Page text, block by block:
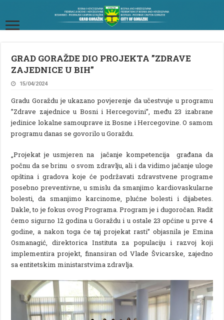
GRAD GORAŽDE DIO PROJEKTA ”ZDRAVE
ZAJEDNICE U BIH”
15/04/2024
Gradu Goraždu je ukazano povjerenje da učestvuje u programu
”Zdrave zajednice u Bosni i Hercegovini”, među 23 izabrane
jedinice lokalne samouprave iz Bosne i Hercegovine. O samom
programu danas se govorilo u Goraždu.
„Projekat je usmjeren na jačanje kompetencija građana da
počnu da se brinu o svom zdravlju, ali i da vidimo jačanje uloge
opština i gradova koje će podržavati zdravstvene programe
posebno preventivne, u smislu da smanjimo kardiovaskularne
bolesti, da smanjimo karcinome, plućne bolesti i dijabetes.
Dakle, to je fokus ovog Programa. Program je i dugoročan. Radit
ćemo sigurno 12 godina u Goraždu i u ostale 23 općine u prve 4
godine, a nakon toga će taj projekat rasti” objasnila je Emina
Osmanagić, direktorica Instituta za populaciju i razvoj koji
implementira projekt, finansiran od Vlade Švicarske, zajedno
sa entitetskim ministarstvima zdravlja.